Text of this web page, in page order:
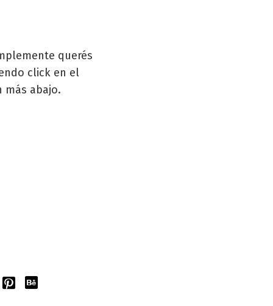
querés
click en el
más abajo.